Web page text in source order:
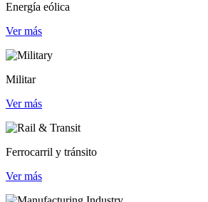
Energía eólica
Ver más
Militar
Ver más
Ferrocarril y tránsito
Ver más